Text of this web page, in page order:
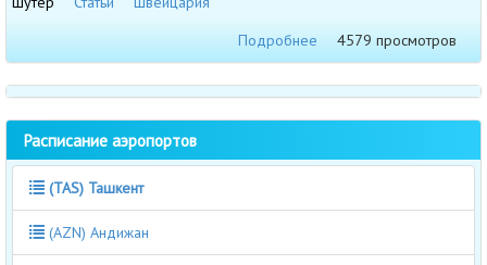
Подробнее
4579 просмотров
Расписание аэропортов
(TAS) Ташкент
(AZN) Андижан